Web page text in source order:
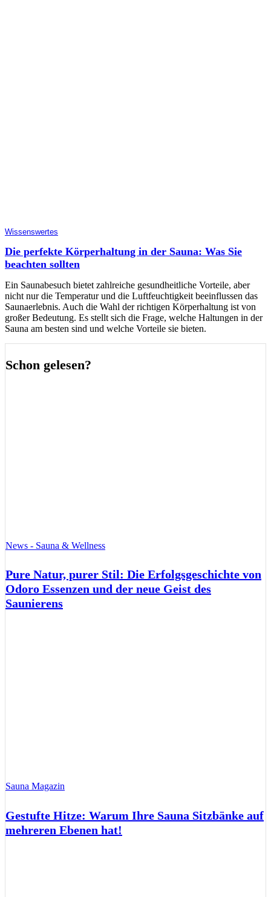
Wissenswertes
Die perfekte Körperhaltung in der Sauna: Was Sie
beachten sollten
Ein Saunabesuch bietet zahlreiche gesundheitliche Vorteile, aber
nicht nur die Temperatur und die Luftfeuchtigkeit beeinflussen das
Saunaerlebnis. Auch die Wahl der richtigen Körperhaltung ist von
großer Bedeutung. Es stellt sich die Frage, welche Haltungen in der
Sauna am besten sind und welche Vorteile sie bieten.
Schon gelesen?
News - Sauna & Wellness
Pure Natur, purer Stil: Die Erfolgsgeschichte von
Odoro Essenzen und der neue Geist des
Saunierens
Sauna Magazin
Gestufte Hitze: Warum Ihre Sauna Sitzbänke auf
mehreren Ebenen hat!